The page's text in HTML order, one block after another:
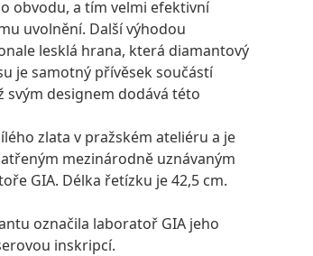
obvodu, a tím velmi efektivní
uvolnění. Další výhodou
lesklá hrana, která diamantový
je samotný přívěsek součástí
svým designem dodává této
zlata v pražském ateliéru a je
mezinárodně uznávaným
GIA. Délka řetízku je 42,5 cm.
označila laboratoř GIA jeho
inskripcí.